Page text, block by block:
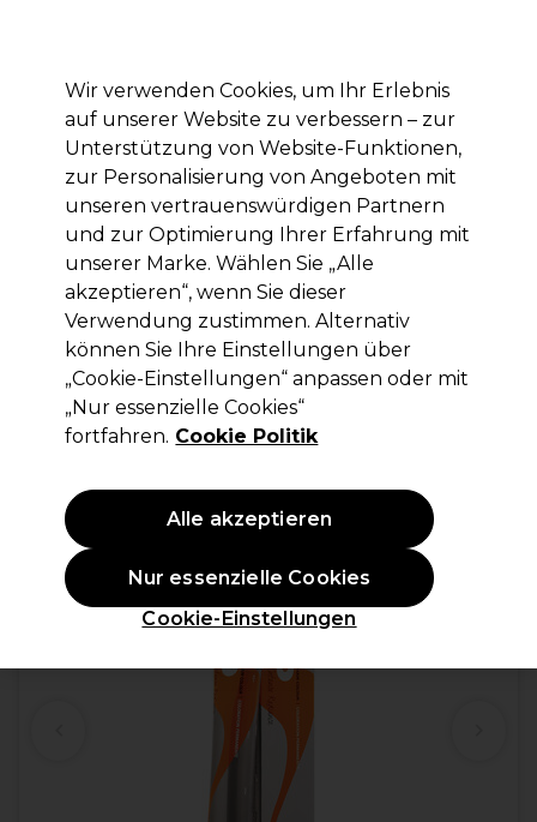
Anmelden
Marken Deals Haare Elektrogeräte Saloneinrichtung
Lieferung und Lieferzeiten
– mehr erfahren
XP100
XP100 Intense Radiance Permanent
Haarfarbe 100ml 5.0
(380)
5,05 €ohne MwSt.
(PROFI-PREIS)
6,01 €inkl. MwSt.)| 5.05 € pro 100ml
ANGEBOT
Wir verwenden Cookies, um Ihr Erlebnis
auf unserer Website zu verbessern – zur
Unterstützung von Website-Funktionen,
zur Personalisierung von Angeboten mit
unseren vertrauenswürdigen Partnern
und zur Optimierung Ihrer Erfahrung mit
unserer Marke. Wählen Sie „Alle
akzeptieren“, wenn Sie dieser
Verwendung zustimmen. Alternativ
können Sie Ihre Einstellungen über
„Cookie-Einstellungen“ anpassen oder mit
„Nur essenzielle Cookies“
fortfahren. Cookie Politik
Cookie-Einstellungen
Nur essenzielle Cookies
Alle akzeptieren